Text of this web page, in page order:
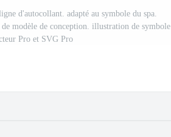
d'autocollant. adapté au symbole du spa.
modèle de conception. illustration de symbole
Pro et SVG Pro